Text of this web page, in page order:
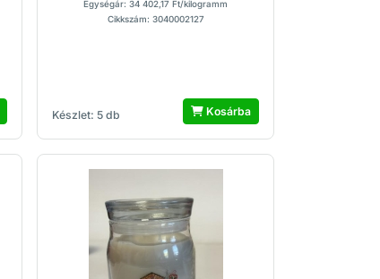
Készlet: 5 db
Egységár: 34 402,17 Ft/kilogramm
Cikkszám: 3040002127
Kosárba